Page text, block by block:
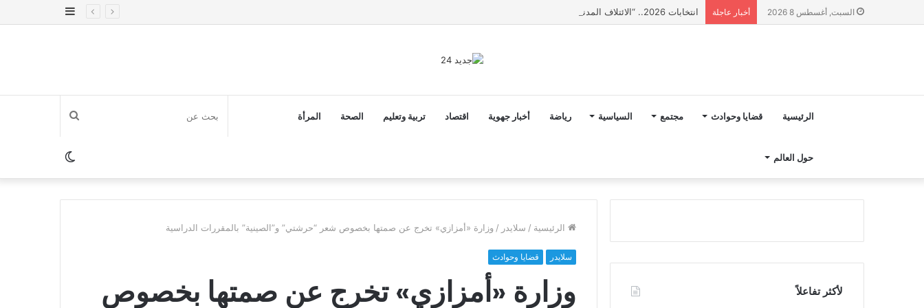
السبت, أغسطس 8 2026 أخبار عاجلة انتخابات 2026.. “الائتلاف المدني من أجل الجبل” يرفع عشرة مطالب أمام الأحزاب لإنصاف المناطق الجبلية
إضافة
الرئيسية قضايا وحوادث مجتمع السياسية رياضة أخبار جهوية اقتصاد تربية وتعليم الصحة المرأة
حول العالم
بحث
عنالوضع
المظلم
الرئيسية / سلايدر / وزارة «أمزازي» تخرج عن صمتها بخصوص شعر “حرشتي” و”الصينية” بالمقررات الدراسية
سلايدر قضايا وحوادث
وزارة «أمزازي» تخرج عن صمتها بخصوص
لأكثر تفاعلاً